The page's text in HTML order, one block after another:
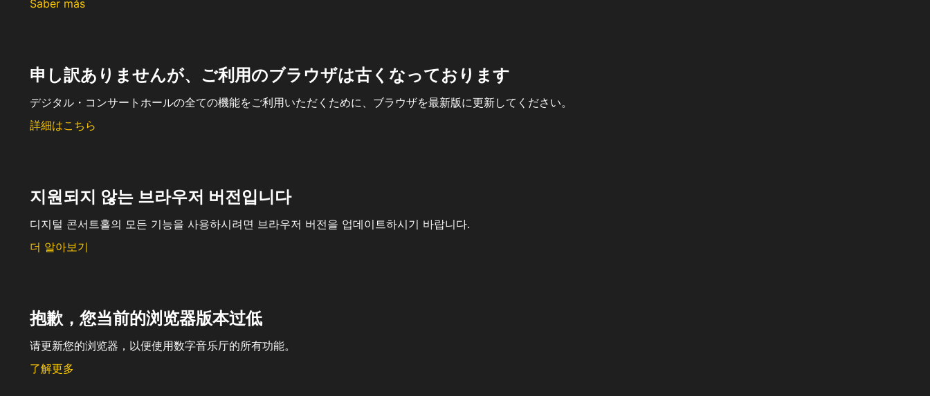
Saber más
申し訳ありませんが、ご利用のブラウザは古くなっております
デジタル・コンサートホールの全ての機能をご利用いただくために、ブラウザを最新版に更新してください。
詳細はこちら
지원되지 않는 브라우저 버전입니다
디지털 콘서트홀의 모든 기능을 사용하시려면 브라우저 버전을 업데이트하시기 바랍니다.
더 알아보기
抱歉，您当前的浏览器版本过低
请更新您的浏览器，以便使用数字音乐厅的所有功能。
了解更多